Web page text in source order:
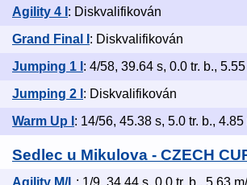
Agility 4 I : Diskvalifikován
Grand Final I : Diskvalifikován
Jumping 1 I : 4/58, 39.64 s, 0.0 tr. b.,
Jumping 2 I : Diskvalifikován
Warm Up I : 14/56, 45.38 s, 5.0 tr. b., 4.85
Sedlec u Mikulova - CZECH
Agility M/L: 1/9, 34.44 s, 0.0 tr. b., 5.63